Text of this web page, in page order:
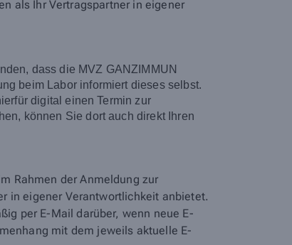
als Ihr Vertragspartner in eigener
dass die MVZ GANZIMMUN
beim Labor informiert dieses selbst.
digital einen Termin zur
können Sie dort auch direkt Ihren
Rahmen der Anmeldung zur
in eigener Verantwortlichkeit anbietet.
per E-Mail darüber, wenn neue E-
mit dem jeweils aktuelle E-